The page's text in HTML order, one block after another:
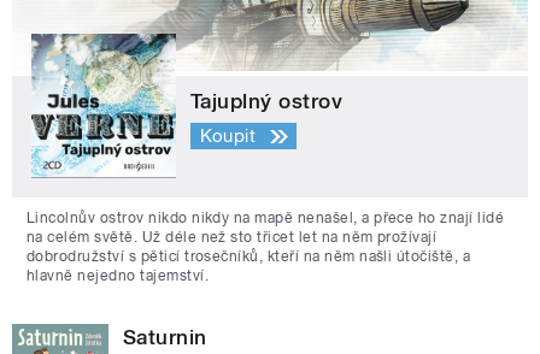
Tajuplný ostrov
Koupit
Lincolnův ostrov nikdo nikdy na mapě nenašel, a přece ho znají lidé
na celém světě. Už déle než sto třicet let na něm prožívají
dobrodružství s pěticí trosečníků, kteří na něm našli útočiště, a
hlavně nejedno tajemství.
Saturnin